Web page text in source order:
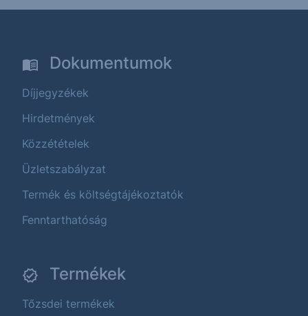
Dokumentumok
Díjjegyzékek
Hirdetmények
Közzétételek
Üzletszabályzat
Termék és költségtájékoztatók
Fenntarthatóság
Termékek
Tőzsdei termékek